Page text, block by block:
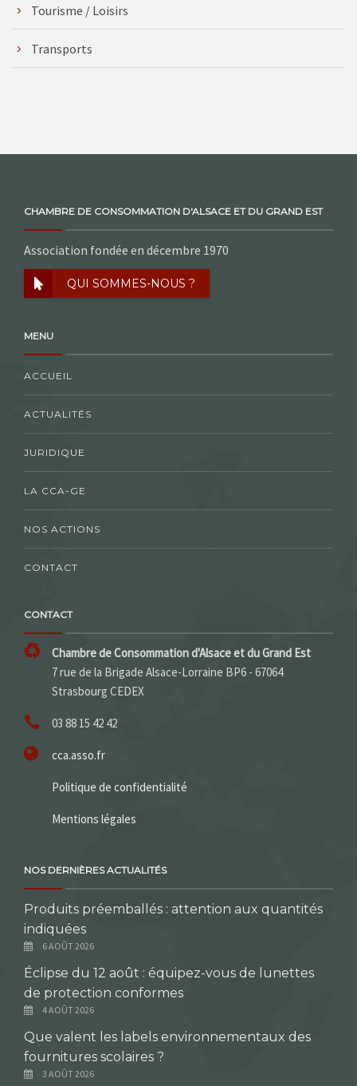
Tourisme / Loisirs
Transports
CHAMBRE DE CONSOMMATION D'ALSACE ET DU GRAND EST
Association fondée en décembre 1970
QUI SOMMES-NOUS ?
MENU
ACCUEIL
ACTUALITÉS
JURIDIQUE
LA CCA-GE
NOS ACTIONS
CONTACT
CONTACT
Chambre de Consommation d'Alsace et du Grand Est
7 rue de la Brigade Alsace-Lorraine BP6 - 67064
Strasbourg CEDEX
03 88 15 42 42
cca.asso.fr
Politique de confidentialité
Mentions légales
NOS DERNIÈRES ACTUALITÉS
Produits préemballés : attention aux quantités
indiquées
6 AOÛT 2026
Éclipse du 12 août : équipez-vous de lunettes
de protection conformes
4 AOÛT 2026
Que valent les labels environnementaux des
fournitures scolaires ?
3 AOÛT 2026